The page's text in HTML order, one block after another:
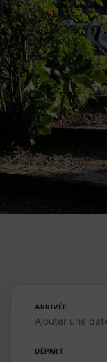
ARRIVÉE
Ajouter une
DÉPART